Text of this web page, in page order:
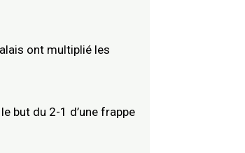
ont multiplié les
but du 2-1 d’une frappe